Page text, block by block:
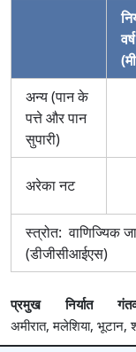
अन्य (पान के
पत्ते और पान
सुपारी)
अरेका नट
स्त्रोत: वाणिज्‍यिक
(डीजीसीआईएस)
प्रमुख निर्यात
अमीरात, मलेशिया, भूटान,